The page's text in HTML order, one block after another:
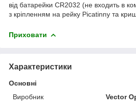
від батарейки CR2032 (не входить в
з кріпленням на рейку Picatinny та
Приховати
Характеристики
Основні
Виробник
Vector